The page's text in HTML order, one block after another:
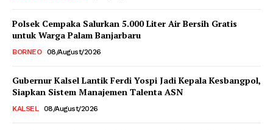
Polsek Cempaka Salurkan 5.000 Liter Air Bersih Gratis
untuk Warga Palam Banjarbaru
BORNEO 08/August/2026
Gubernur Kalsel Lantik Ferdi Yospi Jadi Kepala Kesbangpol,
Siapkan Sistem Manajemen Talenta ASN
KALSEL 08/August/2026